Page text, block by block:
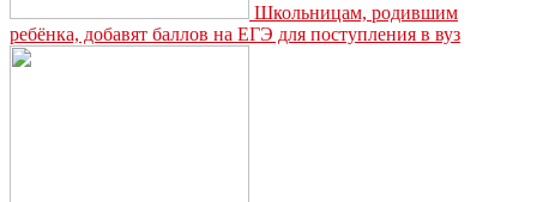
Школьницам, родившим
ребёнка, добавят баллов на ЕГЭ для поступления в вуз